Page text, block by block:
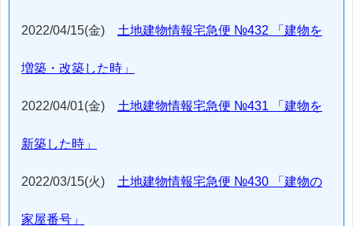
2022/04/15(金) 土地建物情報宅急便 №432 「建物を
増築・改築した時」
2022/04/01(金) 土地建物情報宅急便 №431 「建物を
新築した時」
2022/03/15(火) 土地建物情報宅急便 №430 「建物の
家屋番号」